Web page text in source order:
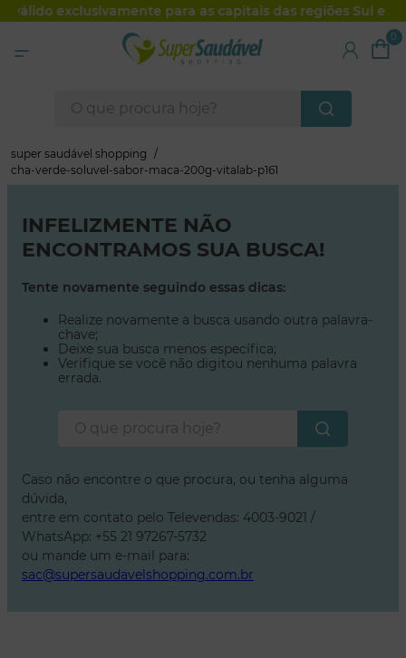
válido exclusivamente para as capitais das regiões Sul e
fechar
0
super saudável shopping
cha-verde-soluvel-sabor-maca-200g-vitalab-p161
INFELIZMENTE NÃO
ENCONTRAMOS SUA BUSCA!
Tente novamente seguindo essas dicas:
Realize novamente a busca usando outra palavra-
chave;
Deixe sua busca menos específica;
Verifique se você não digitou nenhuma palavra
errada.
Caso não encontre o que procura, ou tenha alguma
dúvida,
entre em contato pelo Televendas: 4003-9021 /
WhatsApp: +55 21 97267-5732
ou mande um e-mail para:
sac@supersaudavelshopping.com.br